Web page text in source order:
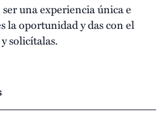
una experiencia única e
la oportunidad y das con el
solicítalas.